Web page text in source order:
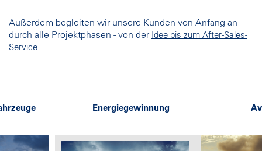
Außerdem begleiten wir unsere Kunden von Anfang an
durch alle Projektphasen - von der Idee bis zum After-Sales-
Service.